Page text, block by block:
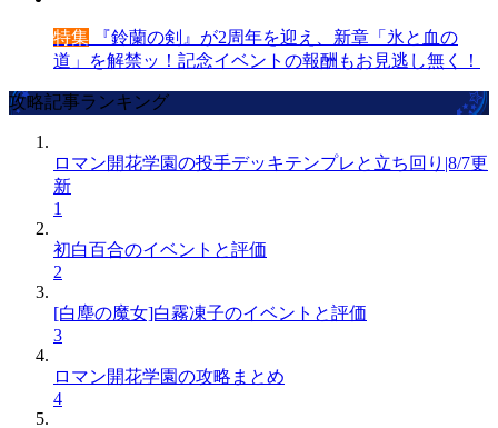
特集 『鈴蘭の剣』が2周年を迎え、新章「氷と血の
道」を解禁ッ！記念イベントの報酬もお見逃し無く！
攻略記事ランキング
ロマン開花学園の投手デッキテンプレと立ち回り|8/7更
新
1
初白百合のイベントと評価
2
[白塵の魔女]白霧凍子のイベントと評価
3
ロマン開花学園の攻略まとめ
4